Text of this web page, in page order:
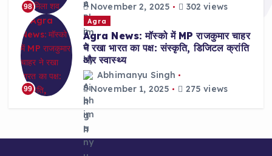
98
November 2, 2025
302 views
99
Agra
Agra News: मॉस्को में MP राजकुमार चाहर
ने रखा भारत का पक्ष: संस्कृति, डिजिटल क्रांति
और स्वास्थ्य
Abhimanyu Singh
November 1, 2025
275 views